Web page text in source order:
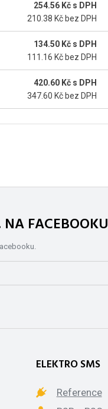
254.56 Kč s DPH
210.38 Kč bez DPH
134.50 Kč s DPH
111.16 Kč bez DPH
420.60 Kč s DPH
347.60 Kč bez DPH
NA FACEBOOKU
ELEKTRO SMS
Reference